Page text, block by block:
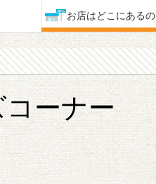
お店はどこにあるの
ーナー